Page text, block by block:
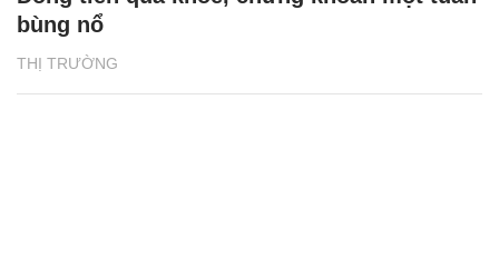
THỊ TRƯỜNG
bùng nổ